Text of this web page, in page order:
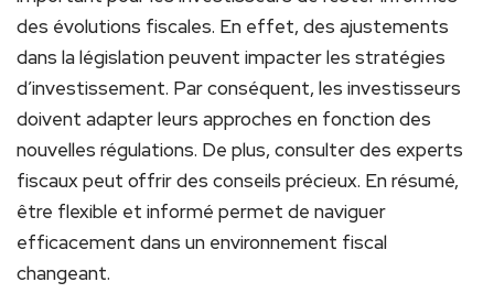
des évolutions fiscales. En effet, des ajustements
dans la législation peuvent impacter les stratégies
d’investissement. Par conséquent, les investisseurs
doivent adapter leurs approches en fonction des
nouvelles régulations. De plus, consulter des experts
fiscaux peut offrir des conseils précieux. En résumé,
être flexible et informé permet de naviguer
efficacement dans un environnement fiscal
changeant.